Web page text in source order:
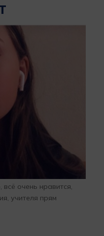
всё очень нравится,
учителя прям